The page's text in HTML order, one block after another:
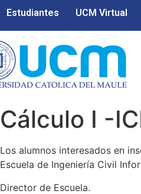
Estudiantes UCM Virtual
Cálculo I -
Los alumnos interesados en
Escuela de Ingeniería Civil
Director de Escuela.